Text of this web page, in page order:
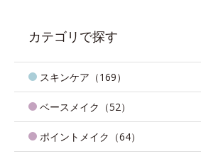
カテゴリで探す
スキンケア（169）
ベースメイク（52）
ポイントメイク（64）